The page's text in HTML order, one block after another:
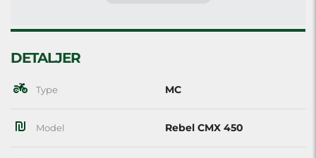
DETALJER
Type MC
Model Rebel CMX 450